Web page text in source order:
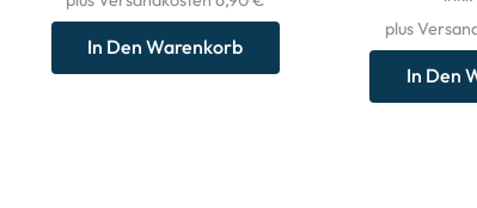
In Den Warenkorb
plus
In Den